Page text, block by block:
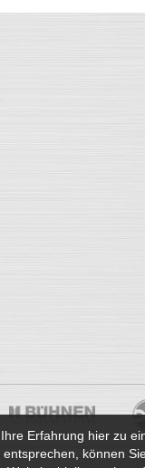
Erfahrung hier zu
können